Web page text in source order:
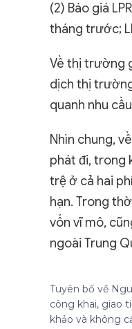
(2) Báo giá
tháng trước;
Về thị trường
dịch thị
quanh nhu
Nhìn chung,
phát đi, trong
trệ ở cả hai
hạn. Trong
vốn vĩ mô,
ngoài Trung
Tuyên bố về
công khai, giao
khảo và không